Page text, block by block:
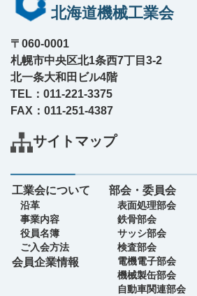
北海道機械工業会
〒060-0001
札幌市中央区北1条西7丁目3-2
北一条大和田ビル4階
TEL：011-221-3375
FAX：011-251-4387
サイトマップ
工業会について
沿革
事業内容
役員名簿
ご入会方法
会員企業情報
部会・委員会
表面処理部会
鉄骨部会
サッシ部会
検査部会
電機電子部会
機械製缶部会
自動車関連部会